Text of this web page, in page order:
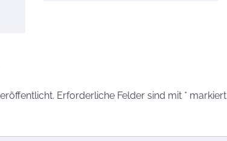
Erforderliche Felder sind mit * markiert